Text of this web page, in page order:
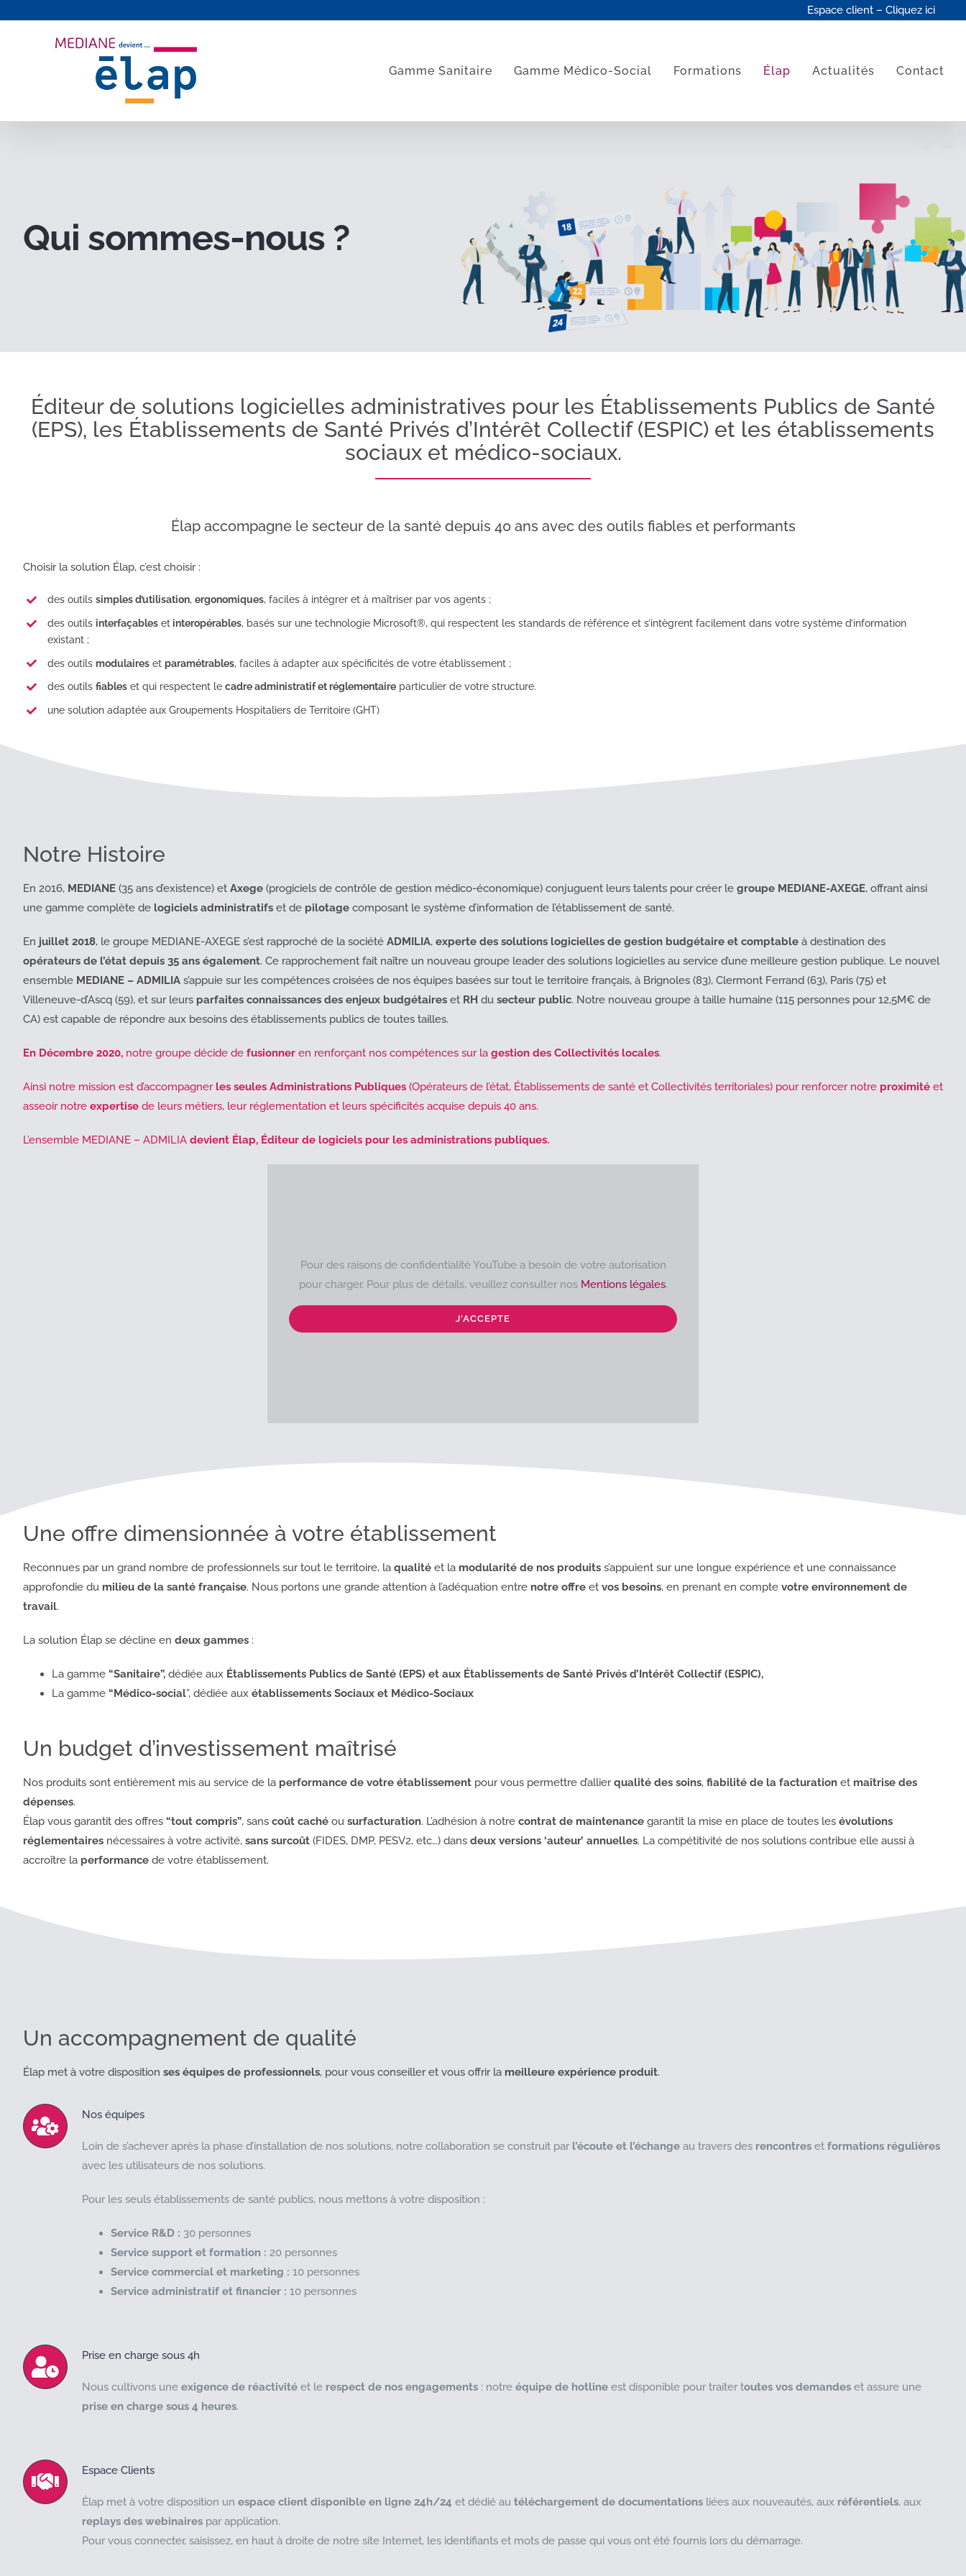
Espace client – Cliquez ici
Gamme Sanitaire Gamme Médico-Social Formations Élap Actualités Contact
Qui sommes-nous ?
Éditeur de solutions logicielles administratives pour les Établissements Publics de Santé
(EPS), les Établissements de Santé Privés d’Intérêt Collectif (ESPIC) et les établissements
sociaux et médico-sociaux.
Élap accompagne le secteur de la santé depuis 40 ans avec des outils fiables et performants
Choisir la solution Élap, c’est choisir :
des outils simples d’utilisation, ergonomiques, faciles à intégrer et à maîtriser par vos agents ;
des outils interfaçablesetinteropérables, basés sur une technologie Microsoft®, qui respectent les standards de référence et s’intègrent facilement dans votre système d’information
existant ;
des outils modulaireset paramétrables, faciles à adapter aux spécificités de votre établissement ;
des outils fiableset qui respectent le cadre administratif et réglementaireparticulier de votre structure.
une solution adaptée aux Groupements Hospitaliers de Territoire (GHT)
Notre Histoire
En 2016, MEDIANE (35 ans d’existence) et Axege (progiciels de contrôle de gestion médico-économique) conjuguent leurs talents pour créer le groupe MEDIANE-AXEGE, offrant ainsi
une gamme complète de logiciels administratifs et de pilotage composant le système d’information de l’établissement de santé.
En juillet 2018, le groupe MEDIANE-AXEGE s’est rapproché de la société ADMILIA, experte des solutions logicielles de gestion budgétaire et comptable à destination des
opérateurs de l’état depuis 35 ans également. Ce rapprochement fait naître un nouveau groupe leader des solutions logicielles au service d’une meilleure gestion publique. Le nouvel
ensemble MEDIANE – ADMILIA s’appuie sur les compétences croisées de nos équipes basées sur tout le territoire français, à Brignoles (83), Clermont Ferrand (63), Paris (75) et
Villeneuve-d’Ascq (59), et sur leurs parfaites connaissances des enjeux budgétaires et RH du secteur public. Notre nouveau groupe à taille humaine (115 personnes pour 12,5M€ de
CA) est capable de répondre aux besoins des établissements publics de toutes tailles.
En Décembre 2020, notre groupe décide de fusionner en renforçant nos compétences sur la gestion des Collectivités locales.
Ainsi notre mission est d’accompagner les seules Administrations Publiques (Opérateurs de l’état, Établissements de santé et Collectivités territoriales) pour renforcer notre proximité et
asseoir notre expertise de leurs métiers, leur réglementation et leurs spécificités acquise depuis 40 ans.
L’ensemble MEDIANE – ADMILIA devient Élap, Éditeur de logiciels pour les administrations publiques.
Pour des raisons de confidentialité YouTube a besoin de votre autorisation
pour charger. Pour plus de détails, veuillez consulter nos Mentions légales.
J'ACCEPTE
Une offre dimensionnée à votre établissement
Reconnues par un grand nombre de professionnels sur tout le territoire, la qualité et la modularité de nos produits s’appuient sur une longue expérience et une connaissance
approfondie du milieu de la santé française. Nous portons une grande attention à l’adéquation entre notre offre et vos besoins, en prenant en compte votre environnement de
travail.
La solution Élap se décline en deux gammes :
La gamme “Sanitaire”, dédiée aux Établissements Publics de Santé (EPS) et aux Établissements de Santé Privés d’Intérêt Collectif (ESPIC),
La gamme “Médico-social”, dédiée aux établissements Sociaux et Médico-Sociaux
Un budget d’investissement maîtrisé
Nos produits sont entièrement mis au service de la performance de votre établissement pour vous permettre d’allierqualité des soins, fiabilité de la facturation et maîtrise des
dépenses.
Élap vous garantit des offres “tout compris”, sans coût caché ou surfacturation. L’adhésion à notre contrat de maintenance garantit la mise en place de toutes les évolutions
réglementaires nécessaires à votre activité, sans surcoût (FIDES, DMP, PESV2, etc…) dans deux versions ‘auteur’ annuelles. La compétitivité de nos solutions contribue elle aussi à
accroître la performance de votre établissement.
Un accompagnement de qualité
Élap met à votre disposition ses équipes de professionnels, pour vous conseiller et vous offrir la meilleure expérience produit.
Nos équipes
Loin de s’achever après la phase d’installation de nos solutions, notre collaboration se construit par l’écoute et l’échange au travers des rencontres et formations régulières
avec les utilisateurs de nos solutions.
Pour les seuls établissements de santé publics, nous mettons à votre disposition :
Service R&D : 30 personnes
Service support et formation : 20 personnes
Service commercial et marketing : 10 personnes
Service administratif et financier : 10 personnes
Prise en charge sous 4h
Nous cultivons une exigence de réactivité et le respect de nos engagements : notre équipe de hotline est disponible pour traiter toutes vos demandes et assure une
prise en charge sous 4 heures.
Espace Clients
Élap met à votre disposition un espace client disponible en ligne 24h/24 et dédié au téléchargement de documentations liées aux nouveautés, aux référentiels, aux
replays des webinaires par application.
Pour vous connecter, saisissez, en haut à droite de notre site Internet, les identifiants et mots de passe qui vous ont été fournis lors du démarrage.